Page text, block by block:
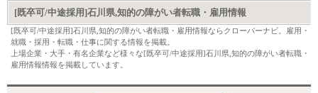
[既卒可/中途採用]石川県,知的の障がい者転職・雇用情報
[既卒可/中途採用]石川県,知的の障がい者転職・雇用情報ならクローバーナビ。雇用・
就職・採用・転職・仕事に関する情報を掲載。
上場企業・大手・有名企業など様々な[既卒可/中途採用]石川県,知的の障がい者転職・
雇用情報情報を掲載しています。